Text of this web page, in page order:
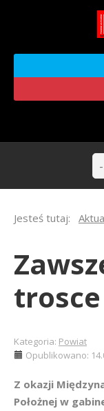
Jesteś tutaj:
Kategoria: Powiat
Opublikowano:
Z okazji
Położnej w